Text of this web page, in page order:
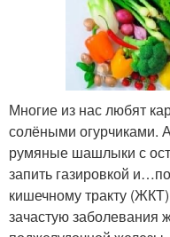
Многие из нас любят
солёными огурчиками.
румяные шашлыки с
запить газировкой
кишечному тракту
зачастую заболевания